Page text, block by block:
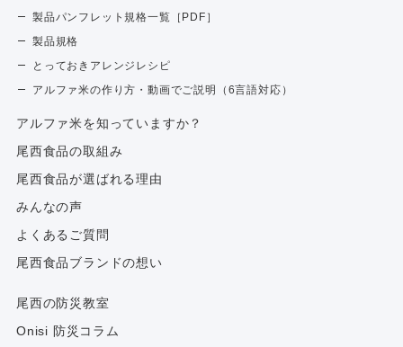
製品パンフレット規格一覧［PDF］
製品規格
とっておきアレンジレシピ
アルファ米の作り方・動画でご説明（6言語対応）
アルファ⽶を知っていますか？
尾西食品の取組み
尾西食品が選ばれる理由
みんなの声
よくあるご質問
尾西食品ブランドの想い
尾西の防災教室
Onisi 防災コラム